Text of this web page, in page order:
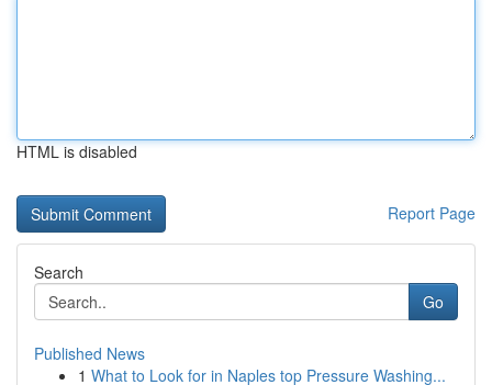
HTML is disabled
Report Page
Search
Go
Published News
1 What to Look for in Naples top Pressure Washing...